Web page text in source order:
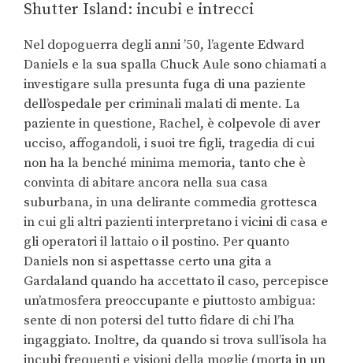
Shutter Island: incubi e intrecci
Nel dopoguerra degli anni ’50, l’agente Edward
Daniels e la sua spalla Chuck Aule sono chiamati a
investigare sulla presunta fuga di una paziente
dell’ospedale per criminali malati di mente. La
paziente in questione, Rachel, è colpevole di aver
ucciso, affogandoli, i suoi tre figli, tragedia di cui
non ha la benché minima memoria, tanto che è
convinta di abitare ancora nella sua casa
suburbana, in una delirante commedia grottesca
in cui gli altri pazienti interpretano i vicini di casa e
gli operatori il lattaio o il postino. Per quanto
Daniels non si aspettasse certo una gita a
Gardaland quando ha accettato il caso, percepisce
un’atmosfera preoccupante e piuttosto ambigua:
sente di non potersi del tutto fidare di chi l’ha
ingaggiato. Inoltre, da quando si trova sull’isola ha
incubi frequenti e visioni della moglie (morta in un